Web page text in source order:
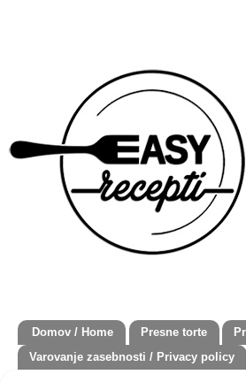
Domov / Home Presne torte
Varovanje zasebnosti / Privacy policy